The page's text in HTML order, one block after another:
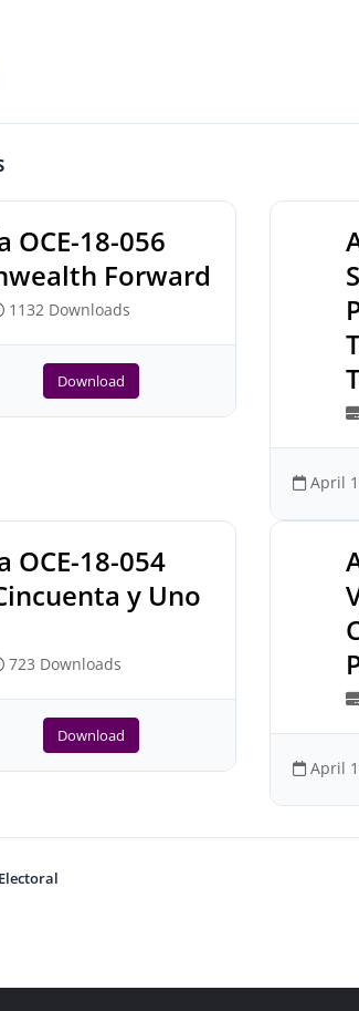
OCE-18-056
Forward
1132 Downloads
Download
April
OCE-18-054
y Uno
723 Downloads
Download
April